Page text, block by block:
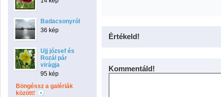
Badacsonyról
36 kép
Ujj józsef és
Rozál pár
virágja
95 kép
Böngéssz a galériák
között!
Értékeld!
Kommentáld!